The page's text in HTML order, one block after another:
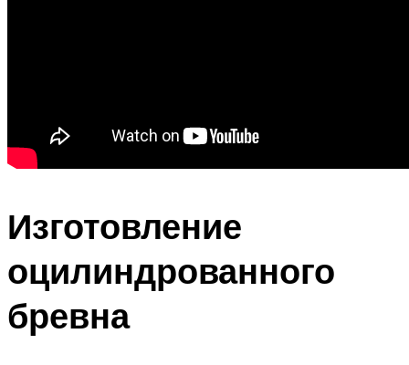
Изготовление
оцилиндрованного
бревна